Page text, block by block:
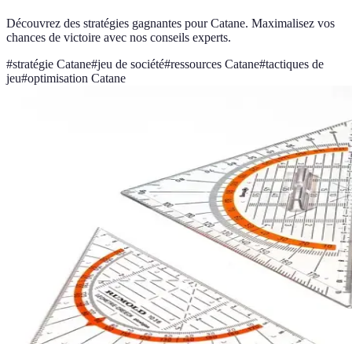
Découvrez des stratégies gagnantes pour Catane. Maximalisez vos
chances de victoire avec nos conseils experts.
#stratégie Catane#jeu de société#ressources Catane#tactiques de
jeu#optimisation Catane